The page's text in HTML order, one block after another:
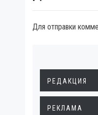
Для отправки
РЕДАКЦИЯ
РЕКЛАМА